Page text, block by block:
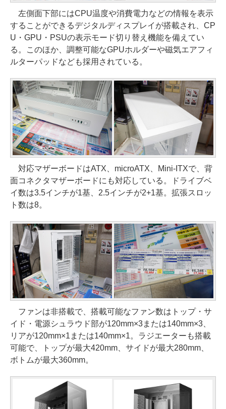
左側面下部にはCPU温度や消費電力などの情報を表示
することができるデジタルディスプレイが搭載され、CP
U・GPU・PSUの表示モード切り替え機能を備えてい
る。このほか、調整可能なGPUホルダーや磁気エアフィ
ルターパッドなども採用されている。
対応マザーボードはATX、microATX、Mini-ITXで、背
面コネクタマザーボードにも対応している。ドライブベ
イ数は3.5インチが1基、2.5インチが2+1基。拡張スロッ
ト数は8。
ファンは非搭載で、搭載可能なファン数はトップ・サ
イド・電源シュラウド部が120mm×3または140mm×3、
リアが120mm×1または140mm×1。ラジエーターも搭載
可能で、トップが最大420mm、サイドが最大280mm、
ボトムが最大360mm。